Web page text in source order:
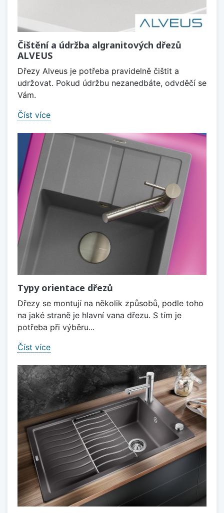
Čištění a údržba algranitových dřezů
ALVEUS
Dřezy Alveus je potřeba pravidelně čištit a
udržovat. Pokud údržbu nezanedbáte, odvděčí se
Vám.
Číst více
Typy orientace dřezů
Dřezy se montují na několik způsobů, podle toho
na jaké straně je hlavní vana dřezu. S tím je
potřeba při výběru...
Číst více